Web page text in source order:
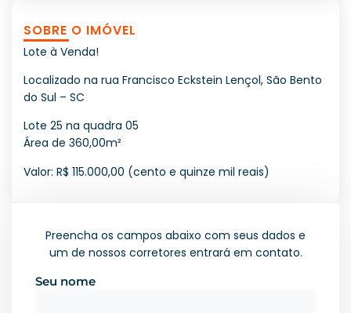
SOBRE O IMÓVEL
Lote à Venda!
Localizado na rua Francisco Eckstein Lençol, São Bento
do Sul – SC
Lote 25 na quadra 05
Área de 360,00m²
Valor: R$ 115.000,00 (cento e quinze mil reais)
Preencha os campos abaixo com seus dados e
um de nossos corretores entrará em contato.
Seu nome